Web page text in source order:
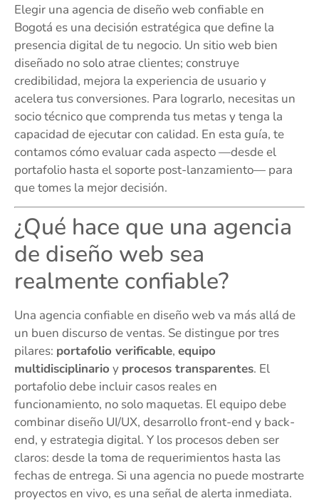
Elegir una agencia de diseño web confiable en
Bogotá es una decisión estratégica que define la
presencia digital de tu negocio. Un sitio web bien
diseñado no solo atrae clientes; construye
credibilidad, mejora la experiencia de usuario y
acelera tus conversiones. Para lograrlo, necesitas un
socio técnico que comprenda tus metas y tenga la
capacidad de ejecutar con calidad. En esta guía, te
contamos cómo evaluar cada aspecto —desde el
portafolio hasta el soporte post-lanzamiento— para
que tomes la mejor decisión.
¿Qué hace que una agencia
de diseño web sea
realmente confiable?
Una agencia confiable en diseño web va más allá de
un buen discurso de ventas. Se distingue por tres
pilares: portafolio verificable, equipo
multidisciplinario y procesos transparentes. El
portafolio debe incluir casos reales en
funcionamiento, no solo maquetas. El equipo debe
combinar diseño UI/UX, desarrollo front-end y back-
end, y estrategia digital. Y los procesos deben ser
claros: desde la toma de requerimientos hasta las
fechas de entrega. Si una agencia no puede mostrarte
proyectos en vivo, es una señal de alerta inmediata.